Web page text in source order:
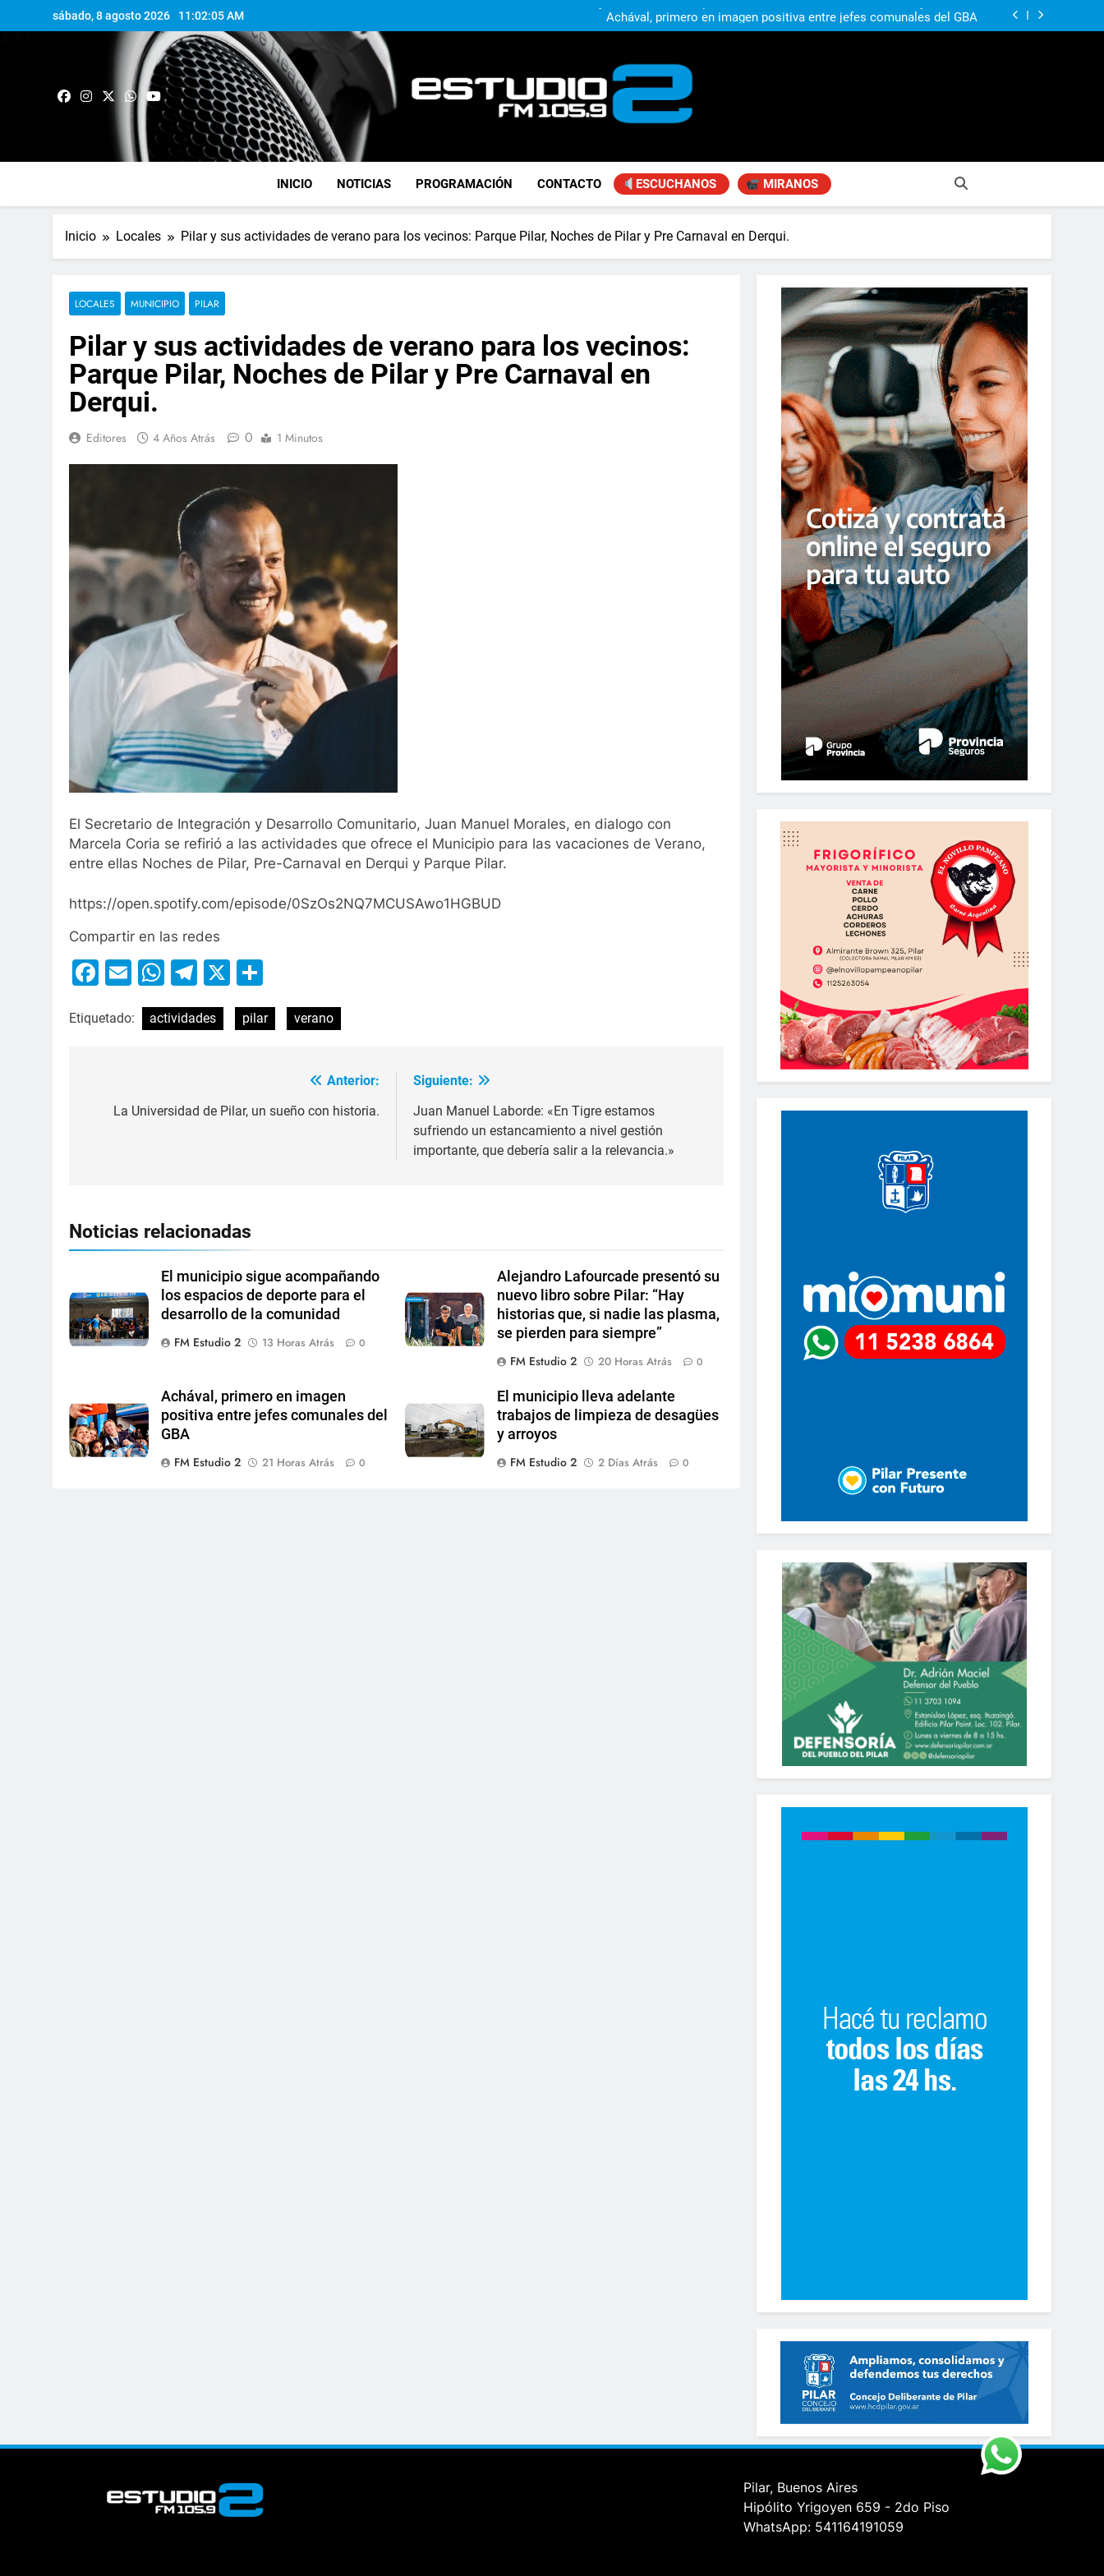
sábado, 8 agosto 2026 11:02:06 AM
que, si nadie las plasma, se pierden para siempre”
Achával, primero en imagen positiva entre jefes comunales del GBA
Fabiana Cantilo presenta ‘Flor de Loto’
Achával, primero en imagen positiva entre jefes comunales del GBA
FM Estudio 2
INICIO NOTICIAS PROGRAMACIÓN CONTACTO ESCUCHANOS MIRANOS
Inicio Locales Pilar y sus actividades de verano para los vecinos: Parque Pilar, Noches de Pilar y Pre Carnaval en Derqui.
LOCALES MUNICIPIO PILAR
Pilar y sus actividades de verano para los vecinos:
Parque Pilar, Noches de Pilar y Pre Carnaval en
Derqui.
Editores 4 Años Atrás 0 1 Minutos
El Secretario de Integración y Desarrollo Comunitario, Juan Manuel Morales, en dialogo con
Marcela Coria se refirió a las actividades que ofrece el Municipio para las vacaciones de Verano,
entre ellas Noches de Pilar, Pre-Carnaval en Derqui y Parque Pilar.
https://open.spotify.com/episode/0SzOs2NQ7MCUSAwo1HGBUD
Compartir en las redes
Facebook
EmailWhatsApp
Telegram
X
Etiquetado: actividades pilar verano
Anterior:
La Universidad de Pilar, un sueño con historia.
Siguiente:
Juan Manuel Laborde: «En Tigre estamos
sufriendo un estancamiento a nivel gestión
importante, que debería salir a la relevancia.»
Noticias relacionadas
El municipio sigue acompañando
los espacios de deporte para el
desarrollo de la comunidad
FM Estudio 2
13 Horas Atrás 0
Alejandro Lafourcade presentó su
nuevo libro sobre Pilar: “Hay
historias que, si nadie las plasma,
se pierden para siempre”
FM Estudio 2
20 Horas Atrás 0
Achával, primero en imagen
positiva entre jefes comunales del
GBA
FM Estudio 2
21 Horas Atrás 0
El municipio lleva adelante
trabajos de limpieza de desagües
y arroyos
FM Estudio 2
2 Días Atrás 0
Pilar, Buenos Aires
Hipólito Yrigoyen 659 - 2do Piso
WhatsApp: 541164191059